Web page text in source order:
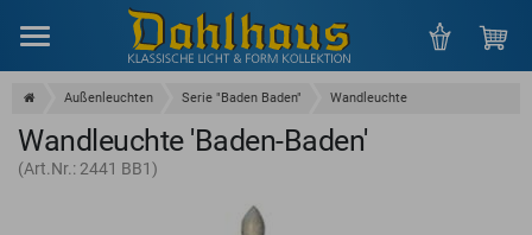
Außenleuchten Serie "Baden Baden" Wandleuchte
Wandleuchte 'Baden-Baden'
(Art.Nr.: 2441 BB1)